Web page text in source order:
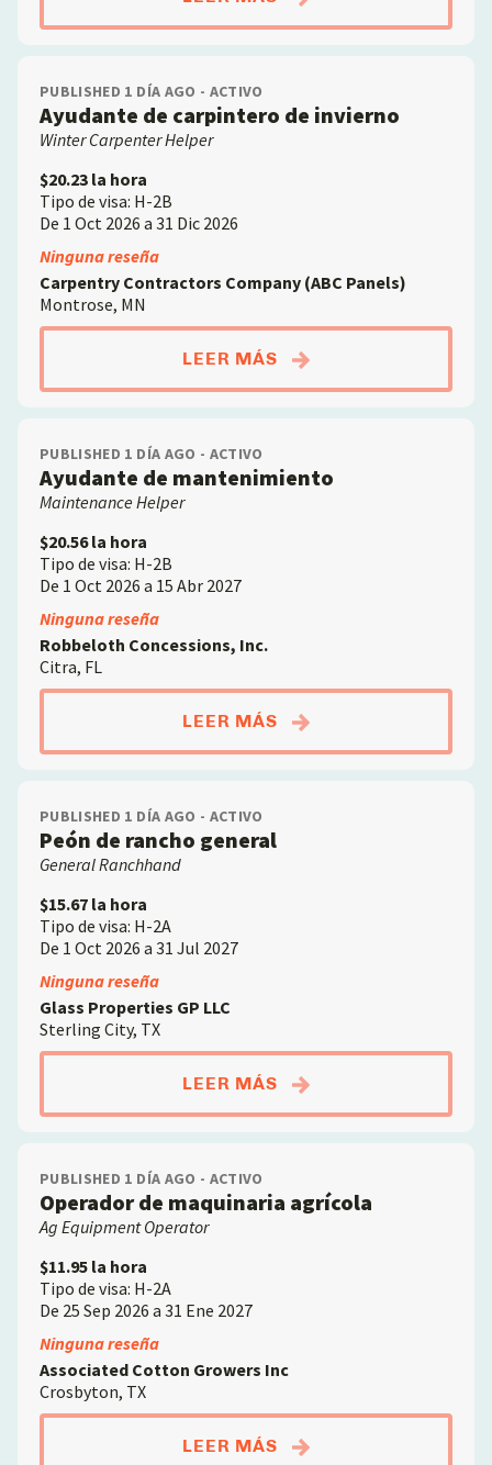
PUBLISHED 1 DÍA AGO - ACTIVO
Ayudante de carpintero de invierno
Winter Carpenter Helper
$20.23 la hora
Tipo de visa: H-2B
De 1 Oct 2026 a 31 Dic 2026
Ninguna reseña
Carpentry Contractors Company (ABC Panels)
Montrose, MN
LEER MÁS ABOUTAYUDANTE DE
PUBLISHED 1 DÍA AGO - ACTIVO
Ayudante de mantenimiento
Maintenance Helper
$20.56 la hora
Tipo de visa: H-2B
De 1 Oct 2026 a 15 Abr 2027
Ninguna reseña
Robbeloth Concessions, Inc.
Citra, FL
LEER MÁS ABOUTAYUDANTE DE
PUBLISHED 1 DÍA AGO - ACTIVO
Peón de rancho general
General Ranchhand
$15.67 la hora
Tipo de visa: H-2A
De 1 Oct 2026 a 31 Jul 2027
Ninguna reseña
Glass Properties GP LLC
Sterling City, TX
LEER MÁS ABOUTPEÓN DE
PUBLISHED 1 DÍA AGO - ACTIVO
Operador de maquinaria agrícola
Ag Equipment Operator
$11.95 la hora
Tipo de visa: H-2A
De 25 Sep 2026 a 31 Ene 2027
Ninguna reseña
Associated Cotton Growers Inc
Crosbyton, TX
LEER MÁS ABOUTOPERADOR